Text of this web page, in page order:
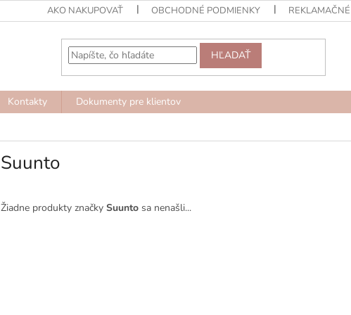
AKO NAKUPOVAŤ OBCHODNÉ PODMIENKY REKLAMAČNÉ
HĽADAŤ
Kontakty
Dokumenty pre klientov
Suunto
Žiadne produkty značky Suunto sa nenašli...